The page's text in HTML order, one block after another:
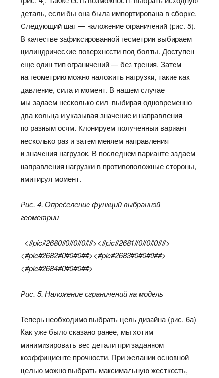
деталь, если бы она была импортирована в сборке.
Следующий шаг — наложение ограничений (рис. 5).
В качестве зафиксированной геометрии выбираем
цилиндрические поверхности под болты. Доступен
еще один тип ограничений — без трения. Затем
на геометрию можно наложить нагрузки, такие как
давление, сила и момент. В нашем случае
мы задаем несколько сил, выбирая одновременно
два кольца и указывая значение и направления
по разным осям. Клонируем полученный вариант
несколько раз и затем меняем направления
и значения нагрузок. В последнем варианте задаем
направления нагрузки в противоположные стороны,
имитируя момент.
Рис. 4. Определение функций выбранной
геометрии
<#pic#2680#0#0#0##><#pic#2681#0#0#0##>
<#pic#2682#0#0#0##><#pic#2683#0#0#0##>
<#pic#2684#0#0#0##>
Рис. 5. Наложение ограничений на модель
Теперь необходимо выбрать цель дизайна (рис. 6а).
Как уже было сказано ранее, мы хотим
минимизировать вес детали при заданном
коэффициенте прочности. При желании основной
целью можно выбрать максимальную жесткость,